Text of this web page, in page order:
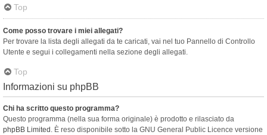
Top
Come posso trovare i miei allegati?
Per trovare la lista degli allegati da te caricati, vai nel tuo Pannello di Controllo
Utente e segui i collegamenti nella sezione degli allegati.
Top
Informazioni su phpBB
Chi ha scritto questo programma?
Questo programma (nella sua forma originale) è prodotto e rilasciato da
phpBB Limited . È reso disponibile sotto la GNU General Public Licence versione